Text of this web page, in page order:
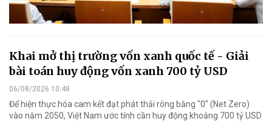
Khai mở thị trường vốn xanh quốc tế - Giải
bài toán huy động vốn xanh 700 tỷ USD
06/08/2026 10:48
Để hiện thực hóa cam kết đạt phát thải ròng bằng "0" (Net Zero)
vào năm 2050, Việt Nam ước tính cần huy động khoảng 700 tỷ USD